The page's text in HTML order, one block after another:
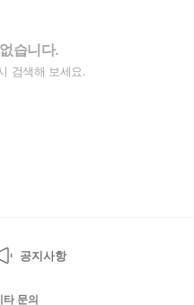
습니다.
검색해 보세요.
공지사항
타 문의